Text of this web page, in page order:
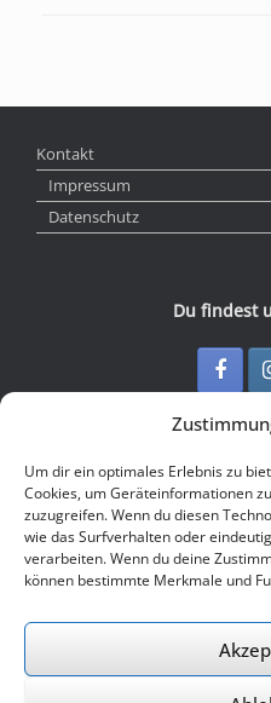
Um dir ein optimales Erlebnis zu
Cookies, um Geräteinformationen
zuzugreifen. Wenn du diesen
wie das Surfverhalten oder
verarbeiten. Wenn du deine
können bestimmte Merkmale und
Kontakt
Impressum
Datenschutz
Du findest
Kontakt
Junge Presse Niedersachsen e.V.
Rückertstraße 10
30169 Hannover